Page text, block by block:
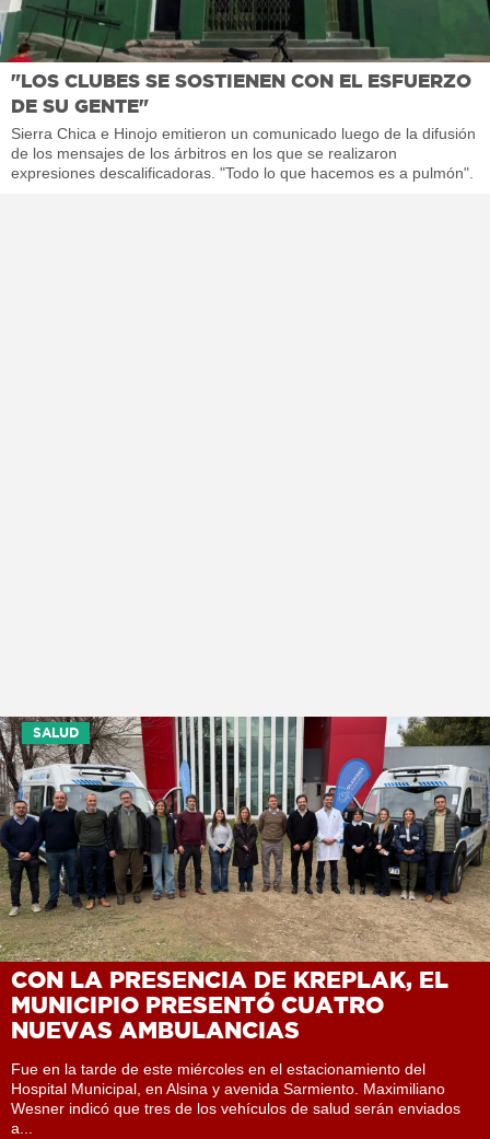
"LOS CLUBES SE SOSTIENEN CON EL ESFUERZO
DE SU GENTE"
Sierra Chica e Hinojo emitieron un comunicado luego de la difusión
de los mensajes de los árbitros en los que se realizaron
expresiones descalificadoras. "Todo lo que hacemos es a pulmón".
SALUD
CON LA PRESENCIA DE KREPLAK, EL
MUNICIPIO PRESENTÓ CUATRO
NUEVAS AMBULANCIAS
Fue en la tarde de este miércoles en el estacionamiento del
Hospital Municipal, en Alsina y avenida Sarmiento. Maximiliano
Wesner indicó que tres de los vehículos de salud serán enviados
a...